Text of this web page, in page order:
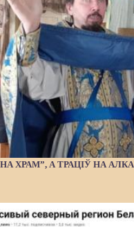
ХРАМ”, А ТРАЦІЎ НА